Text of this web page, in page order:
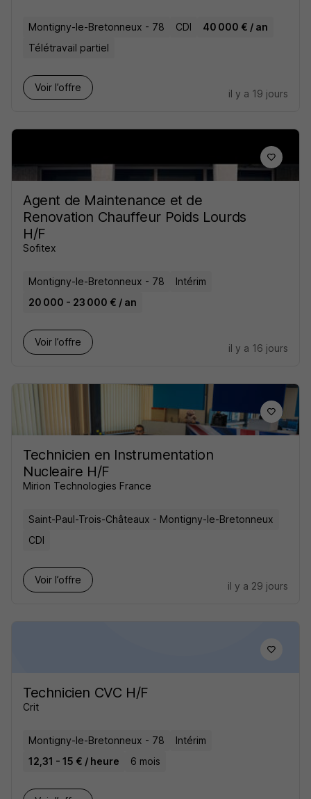
Montigny-le-Bretonneux - 78 CDI
40 000 € / an
Télétravail partiel
Voir l’offre
il y a 19 jours
Agent de Maintenance et de
Renovation Chauffeur Poids Lourds
H/F
Sofitex
Montigny-le-Bretonneux - 78
Intérim
20 000 - 23 000 € / an
Voir l’offre
il y a 16 jours
Technicien en Instrumentation
Nucleaire H/F
Mirion Technologies France
Saint-Paul-Trois-Châteaux - Montigny-le-Bretonneux
CDI
Voir l’offre
il y a 29 jours
Technicien CVC H/F
Crit
Montigny-le-Bretonneux - 78
Intérim
12,31 - 15 € / heure
6 mois